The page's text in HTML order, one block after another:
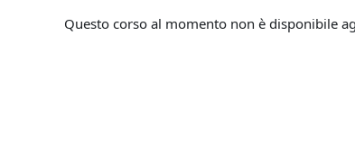
Questo corso al momento non è disponibile